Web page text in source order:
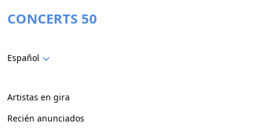
CONCERTS 50
Español
Artistas en gira
Recién anunciados